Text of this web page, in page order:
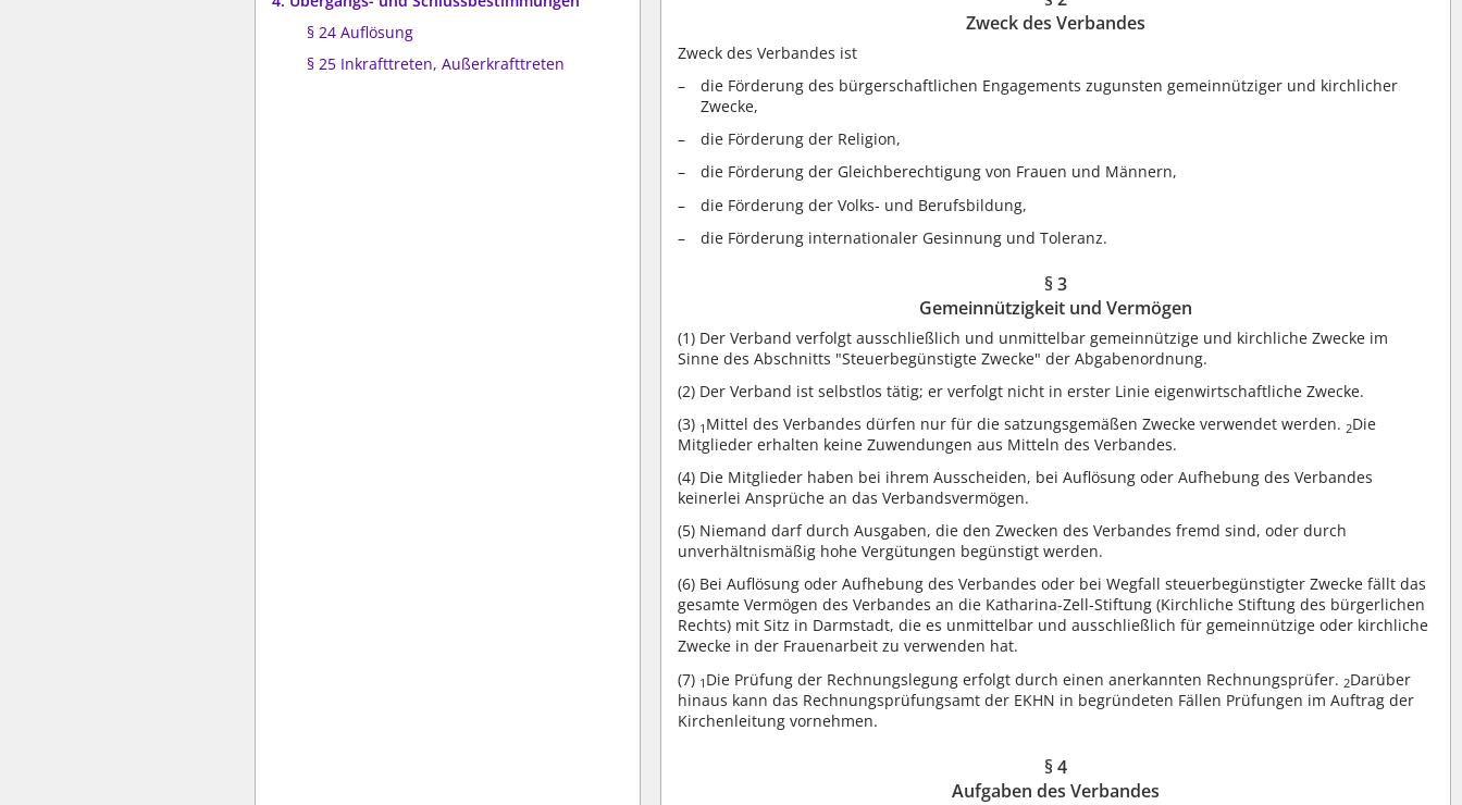
§ 24 Auflösung
§ 25 Inkrafttreten, Außerkrafttreten
Zweck des Verbandes
Zweck des Verbandes ist
die Förderung des bürgerschaftlichen Engagements zugunsten gemeinnütziger und kirchlicher
Zwecke,
die Förderung der Religion,
die Förderung der Gleichberechtigung von Frauen und Männern,
die Förderung der Volks- und Berufsbildung,
die Förderung internationaler Gesinnung und Toleranz.
§ 3
Gemeinnützigkeit und Vermögen
(1) Der Verband verfolgt ausschließlich und unmittelbar gemeinnützige und kirchliche Zwecke im
Sinne des Abschnitts "Steuerbegünstigte Zwecke" der Abgabenordnung.
(2) Der Verband ist selbstlos tätig; er verfolgt nicht in erster Linie eigenwirtschaftliche Zwecke.
(3) 1 Mittel des Verbandes dürfen nur für die satzungsgemäßen Zwecke verwendet werden. 2Die
Mitglieder erhalten keine Zuwendungen aus Mitteln des Verbandes.
(4) Die Mitglieder haben bei ihrem Ausscheiden, bei Auflösung oder Aufhebung des Verbandes
keinerlei Ansprüche an das Verbandsvermögen.
(5) Niemand darf durch Ausgaben, die den Zwecken des Verbandes fremd sind, oder durch
unverhältnismäßig hohe Vergütungen begünstigt werden.
(6) Bei Auflösung oder Aufhebung des Verbandes oder bei Wegfall steuerbegünstigter Zwecke fällt das
gesamte Vermögen des Verbandes an die Katharina-Zell-Stiftung (Kirchliche Stiftung des bürgerlichen
Rechts) mit Sitz in Darmstadt, die es unmittelbar und ausschließlich für gemeinnützige oder kirchliche
Zwecke in der Frauenarbeit zu verwenden hat.
(7) 1 Die Prüfung der Rechnungslegung erfolgt durch einen anerkannten Rechnungsprüfer. 2Darüber
hinaus kann das Rechnungsprüfungsamt der EKHN in begründeten Fällen Prüfungen im Auftrag der
Kirchenleitung vornehmen.
§ 4
Aufgaben des Verbandes